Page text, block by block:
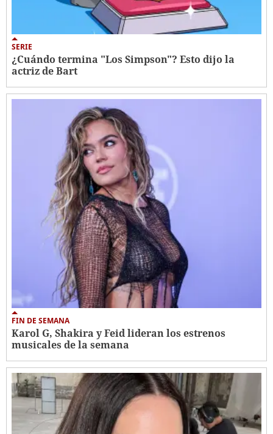
SERIE
¿Cuándo termina "Los Simpson"? Esto dijo la
actriz de Bart
FIN DE SEMANA
Karol G, Shakira y Feid lideran los estrenos
musicales de la semana